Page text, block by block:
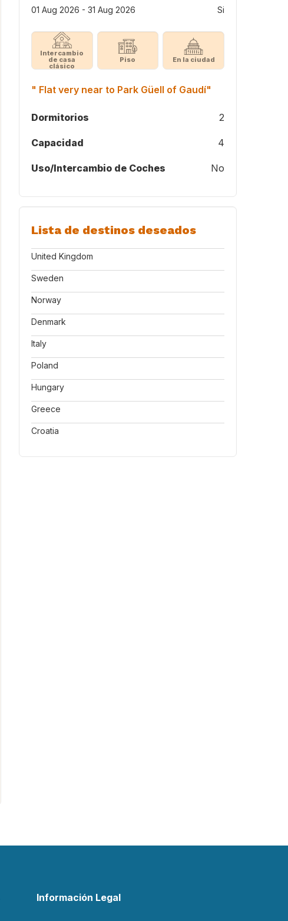
01 Aug 2026 - 31 Aug 2026 Si
Intercambio
de casa
clásico
Piso En la ciudad
" Flat very near to Park Güell of Gaudí"
Dormitorios 2
Capacidad 4
Uso/Intercambio de Coches No
Lista de destinos deseados
United Kingdom
Sweden
Norway
Denmark
Italy
Poland
Hungary
Greece
Croatia
Información Legal